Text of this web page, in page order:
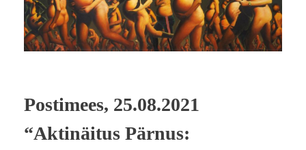
Postimees, 25.08.2021
“Aktinäitus Pärnus: